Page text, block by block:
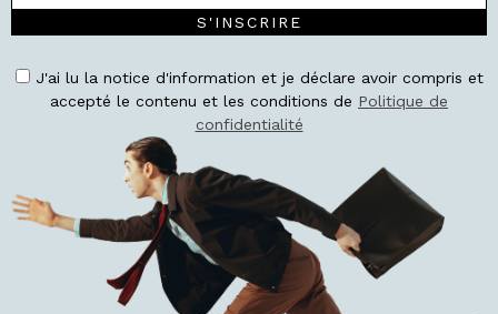
S'INSCRIRE
J'ai lu la notice d'information et je déclare avoir compris et
accepté le contenu et les conditions de Politique de
confidentialité